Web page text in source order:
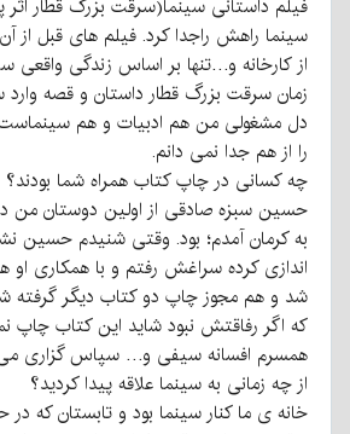
فیلم داستانی سینما(سرقت بزرگ قطار
سینما راهش راجدا کرد. فیلم های قبل از
از کارخانه و…تنها بر اساس زندگی واقعی
زمان سرقت بزرگ قطار داستان و قصه وارد
دل مشغولی من هم ادبیات و هم
را از هم جدا نمی دانم.
چه کسانی در چاپ کتاب همراه شما بودند؟
حسین سبزه صادقی از اولین دوستان من
به کرمان آمدم؛ بود. وقتی شنیدم حسین
اندازی کرده سراغش رفتم و با همکاری
شد و هم مجوز چاپ دو کتاب دیگر گرفته
که اگر رفاقتش نبود شاید این کتاب چاپ
همسرم افسانه سیفی و… سپاس گزاری
از چه زمانی به سینما علاقه پیدا کردید؟
خانه ی ما کنار سینما بود و تابستان که